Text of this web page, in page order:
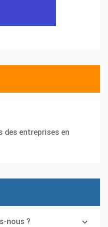
des entreprises en
nous ?